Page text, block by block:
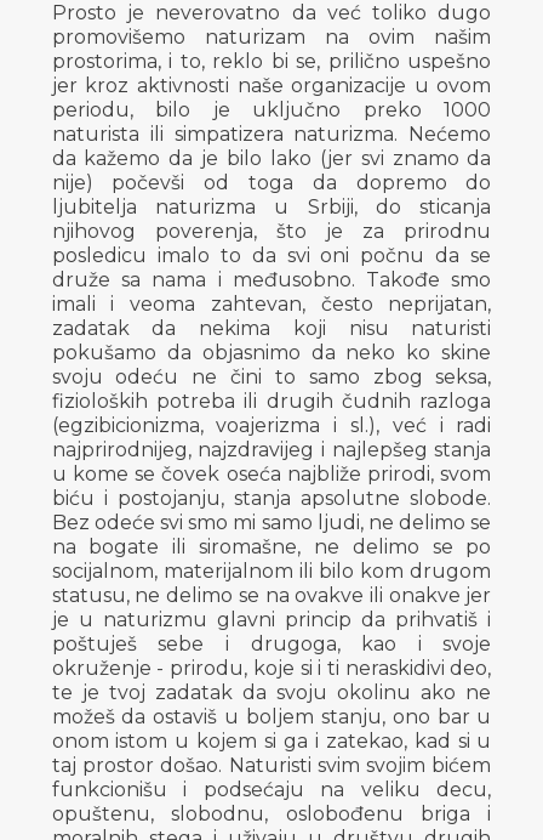
Prosto je neverovatno da već toliko dugo
promovišemo naturizam na ovim našim
prostorima, i to, reklo bi se, prilično uspešno
jer kroz aktivnosti naše organizacije u ovom
periodu, bilo je uključno preko 1000
naturista ili simpatizera naturizma. Nećemo
da kažemo da je bilo lako (jer svi znamo da
nije) počevši od toga da dopremo do
ljubitelja naturizma u Srbiji, do sticanja
njihovog poverenja, što je za prirodnu
posledicu imalo to da svi oni počnu da se
druže sa nama i međusobno. Takođe smo
imali i veoma zahtevan, često neprijatan,
zadatak da nekima koji nisu naturisti
pokušamo da objasnimo da neko ko skine
svoju odeću ne čini to samo zbog seksa,
fizioloških potreba ili drugih čudnih razloga
(egzibicionizma, voajerizma i sl.), već i radi
najprirodnijeg, najzdravijeg i najlepšeg stanja
u kome se čovek oseća najbliže prirodi, svom
biću i postojanju, stanja apsolutne slobode.
Bez odeće svi smo mi samo ljudi, ne delimo se
na bogate ili siromašne, ne delimo se po
socijalnom, materijalnom ili bilo kom drugom
statusu, ne delimo se na ovakve ili onakve jer
je u naturizmu glavni princip da prihvatiš i
poštuješ sebe i drugoga, kao i svoje
okruženje - prirodu, koje si i ti neraskidivi deo,
te je tvoj zadatak da svoju okolinu ako ne
možeš da ostaviš u boljem stanju, ono bar u
onom istom u kojem si ga i zatekao, kad si u
taj prostor došao. Naturisti svim svojim bićem
funkcionišu i podsećaju na veliku decu,
opuštenu, slobodnu, oslobođenu briga i